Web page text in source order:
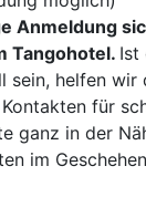
Anmeldung
Tangohotel. Ist
sein, helfen wir
für
ganz in der
im